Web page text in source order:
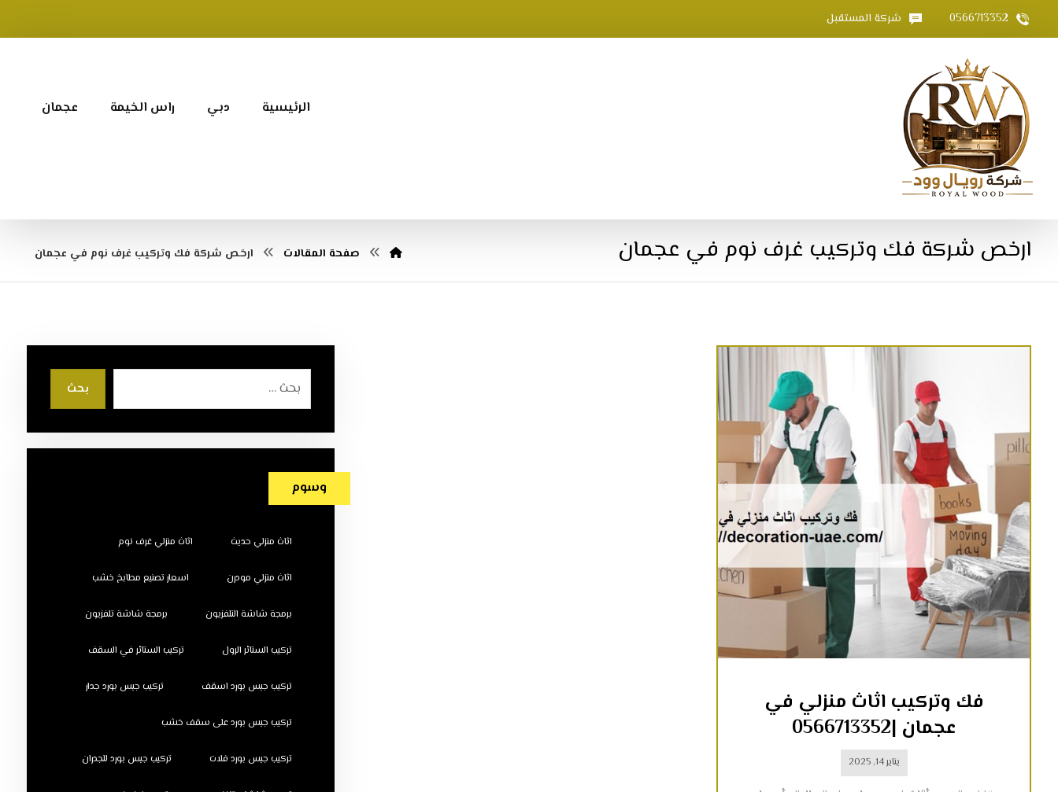
0566713352 شركة المستقبل
الرئيسية دبي راس الخيمة عجمان
ارخص شركة فك وتركيب غرف نوم في عجمان صفحة المقالات ارخص شركة فك وتركيب غرف نوم في عجمان
فك وتركيب اثاث منزلي في
عجمان |0566713352
يناير 14, 2025
بحث
وسوم
اثاث منزلي حديث اثاث منزلي غرف نوم
اثاث منزلي مودرن اسعار تصنيع مطابخ خشب
برمجة شاشة التلفزيون برمجة شاشة تلفزيون
تركيب الستائر الرول تركيب الستائر في السقف
تركيب جبس بورد اسقف تركيب جبس بورد جدار
تركيب جبس بورد على سقف خشب
تركيب جبس بورد فلات تركيب جبس بورد للجدران